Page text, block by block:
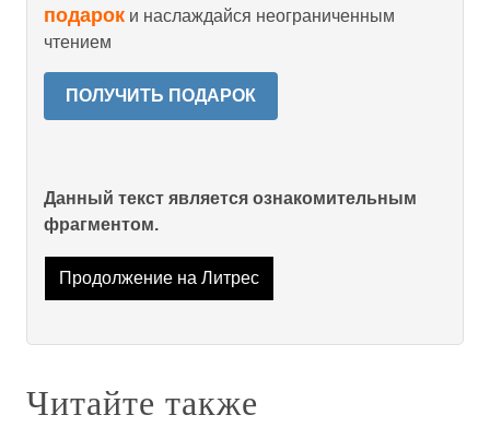
подарок и наслаждайся неограниченным
чтением
ПОЛУЧИТЬ ПОДАРОК
Данный текст является ознакомительным
фрагментом.
Продолжение на Литрес
Читайте также